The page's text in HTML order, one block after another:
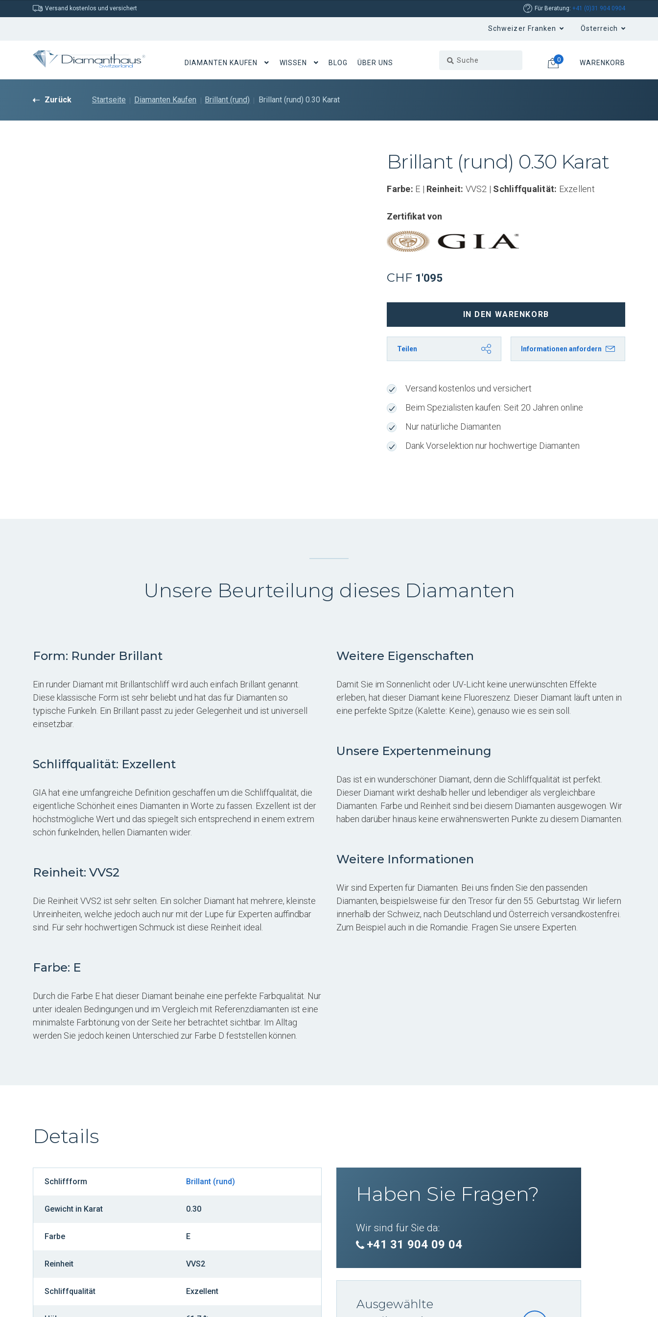
Versand kostenlos und versichert Für Beratung: +41 (0)31 904 0904
DIAMANTEN KAUFEN WISSEN BLOG ÜBER UNS 0 WARENKORB
Zurück Startseite Diamanten Kaufen Brillant (rund) Brillant (rund) 0.30 Karat
Brillant (rund) 0.30 Karat
Farbe: E | Reinheit: VVS2 | Schliffqualität: Exzellent
Zertifikat von
CHF 1'095
0.30
Karat
E
für
den
Tresor
bestellen
T2MLZAT
Menge
IN DEN WARENKORB
Teilen Informationen anfordern
Versand kostenlos und versichert
Beim Spezialisten kaufen: Seit 20 Jahren online
Nur natürliche Diamanten
Dank Vorselektion nur hochwertige Diamanten
Unsere Beurteilung dieses Diamanten
Form: Runder Brillant
Ein runder Diamant mit Brillantschliff wird auch einfach Brillant genannt.
Diese klassische Form ist sehr beliebt und hat das für Diamanten so
typische Funkeln. Ein Brillant passt zu jeder Gelegenheit und ist universell
einsetzbar.
Schliffqualität: Exzellent
GIA hat eine umfangreiche Definition geschaffen um die Schliffqualität, die
eigentliche Schönheit eines Diamanten in Worte zu fassen. Exzellent ist der
höchstmögliche Wert und das spiegelt sich entsprechend in einem extrem
schön funkelnden, hellen Diamanten wider.
Reinheit: VVS2
Die Reinheit VVS2 ist sehr selten. Ein solcher Diamant hat mehrere, kleinste
Unreinheiten, welche jedoch auch nur mit der Lupe für Experten auffindbar
sind. Für sehr hochwertigen Schmuck ist diese Reinheit ideal.
Farbe: E
Durch die Farbe E hat dieser Diamant beinahe eine perfekte Farbqualität. Nur
unter idealen Bedingungen und im Vergleich mit Referenzdiamanten ist eine
minimalste Farbtönung von der Seite her betrachtet sichtbar. Im Alltag
werden Sie jedoch keinen Unterschied zur Farbe D feststellen können.
Weitere Eigenschaften
Damit Sie im Sonnenlicht oder UV-Licht keine unerwünschten Effekte
erleben, hat dieser Diamant keine Fluoreszenz. Dieser Diamant läuft unten in
eine perfekte Spitze (Kalette: Keine), genauso wie es sein soll.
Unsere Expertenmeinung
Das ist ein wunderschöner Diamant, denn die Schliffqualität ist perfekt.
Dieser Diamant wirkt deshalb heller und lebendiger als vergleichbare
Diamanten. Farbe und Reinheit sind bei diesem Diamanten ausgewogen. Wir
haben darüber hinaus keine erwähnenswerten Punkte zu diesem Diamanten.
Weitere Informationen
Wir sind Experten für Diamanten. Bei uns finden Sie den passenden
Diamanten, beispielsweise für den Tresor für den 55. Geburtstag. Wir liefern
innerhalb der Schweiz, nach Deutschland und Österreich versandkostenfrei.
Zum Beispiel auch in die Romandie. Fragen Sie unsere Experten.
Details
Schliffform Brillant (rund)
Gewicht in Karat 0.30
Farbe E
Reinheit VVS2
Schliffqualität Exzellent
Haben Sie Fragen?
Wir sind für Sie da:
+41 31 904 09 04
Ausgewählte